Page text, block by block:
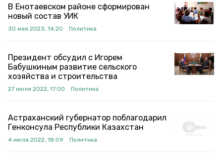
В Енотаевском районе сформирован
новый состав УИК
30 мая 2023, 14:20 Политика
Президент обсудил с Игорем
Бабушкиным развитие сельского
хозяйства и строительства
27 июля 2022, 17:00 Политика
Астраханский губернатор поблагодарил
Генконсула Республики Казахстан
4 июля 2022, 18:09 Политика